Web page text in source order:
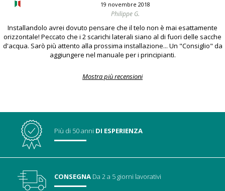
19 novembre 2018
Philippe G.
Installandolo avrei dovuto pensare che il telo non è mai esattamente
orizzontale! Peccato che i 2 scarichi laterali siano al di fuori delle sacche
d'acqua. Sarò più attento alla prossima installazione... Un "Consiglio" da
aggiungere nel manuale per i principianti.
Mostra più recensioni
Più di 50 anni DI ESPERIENZA
CONSEGNA Da 2 a 5 giorni lavorativi